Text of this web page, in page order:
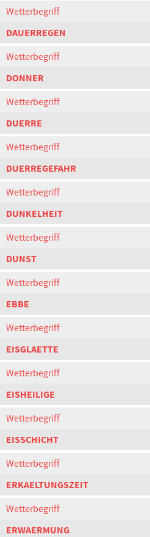
Wetterbegriff
DAUERREGEN
Wetterbegriff
DONNER
Wetterbegriff
DUERRE
Wetterbegriff
DUERREGEFAHR
Wetterbegriff
DUNKELHEIT
Wetterbegriff
DUNST
Wetterbegriff
EBBE
Wetterbegriff
EISGLAETTE
Wetterbegriff
EISHEILIGE
Wetterbegriff
EISSCHICHT
Wetterbegriff
ERKAELTUNGSZEIT
Wetterbegriff
ERWAERMUNG